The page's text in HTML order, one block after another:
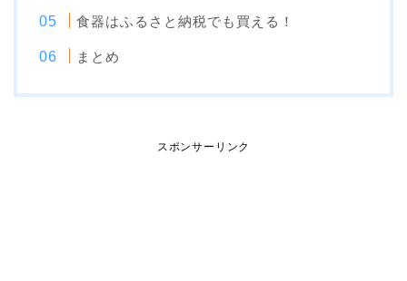
食器はふるさと納税でも買える！
まとめ
スポンサーリンク